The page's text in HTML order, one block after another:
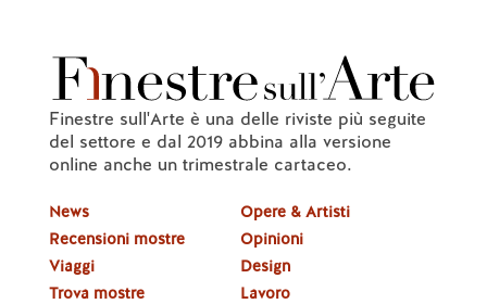
Finestre sull'Arte è una delle riviste più seguite
del settore e dal 2019 abbina alla versione
online anche un trimestrale cartaceo.
News
Recensioni mostre
Viaggi
Trova mostre
Opere & Artisti
Opinioni
Design
Lavoro